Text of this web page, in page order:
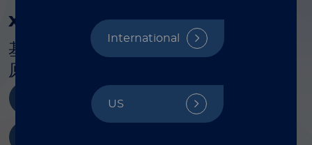
International
US
xMAP 分析自动化
基于微球的多重检测简化了传统的免疫
原性检测